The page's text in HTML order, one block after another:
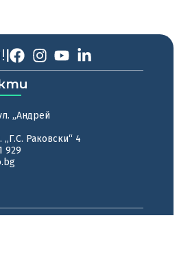
|
„Андрей
„Г.С. Раковски“ 4
929